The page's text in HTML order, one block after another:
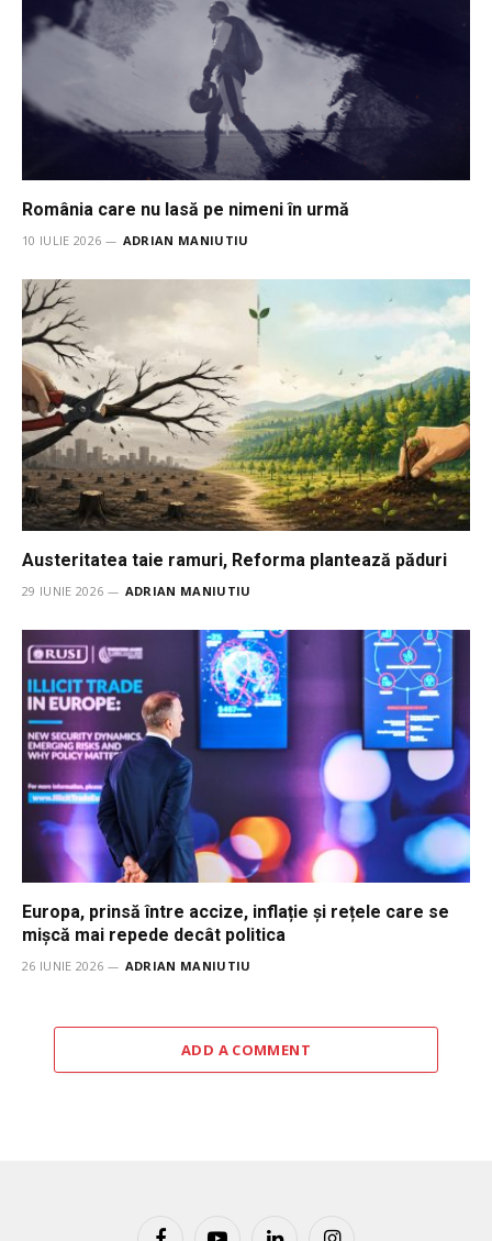
România care nu lasă pe nimeni în urmă
10 IULIE 2026 ADRIAN MANIUTIU
Austeritatea taie ramuri, Reforma plantează păduri
29 IUNIE 2026 ADRIAN MANIUTIU
Europa, prinsă între accize, inflație și rețele care se
mișcă mai repede decât politica
26 IUNIE 2026 ADRIAN MANIUTIU
ADD A COMMENT